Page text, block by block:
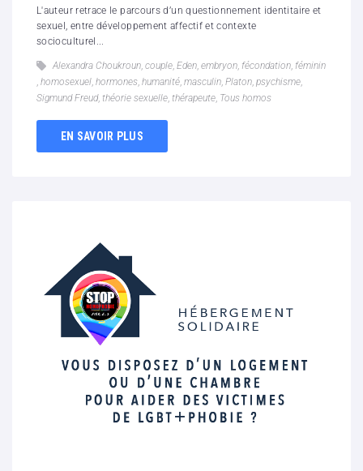
L'auteur retrace le parcours d’un questionnement identitaire et
sexuel, entre développement affectif et contexte
socioculturel...
Alexandra Choukroun, couple, Eden, embryon, fécondation, féminin
, homosexuel, hormones, humanité, masculin, Platon, psychisme,
Sigmund Freud, théorie sexuelle, thérapeute, Tous homos
EN SAVOIR PLUS